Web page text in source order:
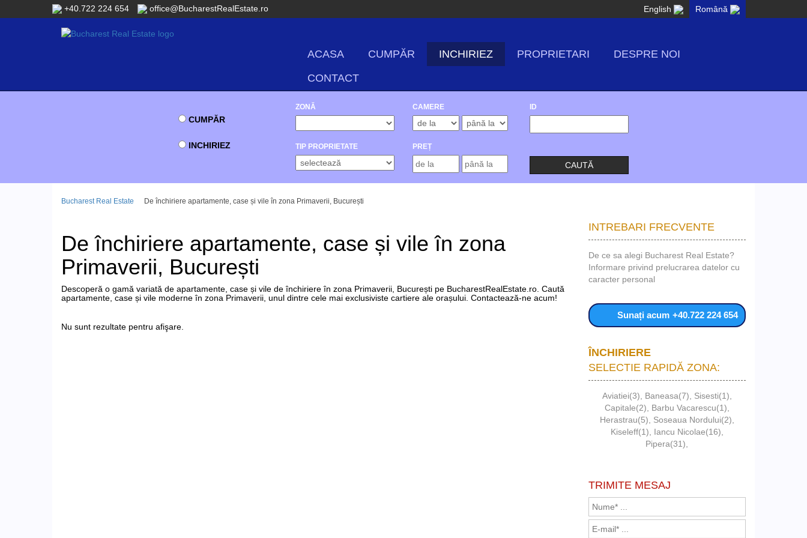
+40.722 224 654 office@BucharestRealEstate.ro Română
English
ACASA CUMPĂR INCHIRIEZ PROPRIETARI
DESPRE NOI
CONTACT
CUMPĂR
INCHIRIEZ
ZONĂ
TIP PROPRIETATE
CAMERE
PREȚ
ID
Bucharest Real Estate De închiriere apartamente, case și vile în zona Primaverii, București
De închiriere apartamente, case și vile în zona
Primaverii, București
Descoperă o gamă variată de apartamente, case și vile de închiriere în zona Primaverii, București pe BucharestRealEstate.ro. Caută
apartamente, case și vile moderne în zona Primaverii, unul dintre cele mai exclusiviste cartiere ale orașului. Contactează-ne acum!
Nu sunt rezultate pentru afişare.
INTREBARI FRECVENTE
De ce sa alegi Bucharest Real Estate?
Informare privind prelucrarea datelor cu
caracter personal
Sunați acum +40.722 224 654
ÎNCHIRIERE
SELECTIE RAPIDĂ ZONA:
Aviatiei(3) Baneasa(7) Sisesti(1)
Capitale(2)
Barbu Vacarescu(1)
Herastrau(5)
Soseaua Nordului(2)
Kiseleff(1)
Iancu Nicolae(16)
Pipera(31)
TRIMITE MESAJ